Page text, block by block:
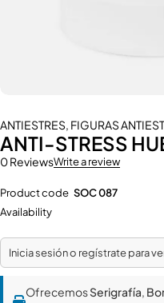
ANTIESTRES, FIGURAS
ANTI-STRESS
0 ReviewsWrite a review
Product code SOC 087
Availability
Inicia sesión o regístrate para
OfrecemosSerigrafía,